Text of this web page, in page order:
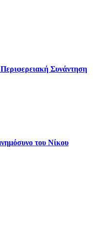
Συνάντηση
του Νίκου